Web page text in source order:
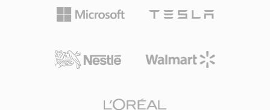
dibangun oleh komunitas modding. Salah satu
file XA dapat di-streaming dari disc selama
gameplay tanpa menghentikan loop utama,
ketika memori masih langka. Bagi pelestari
law dan mu-law. Struktur blok ini juga
mendukung interval keheningan, loop
pengembang game kontrol yang detail atas
kartu Sound Blaster dapat memutar data VOC